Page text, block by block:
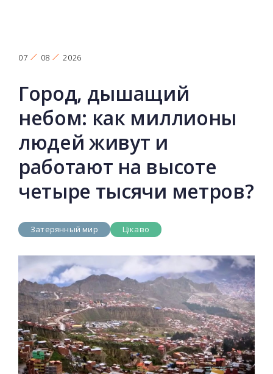
07 08 2026
Город, дышащий
небом: как миллионы
людей живут и
работают на высоте
четыре тысячи метров?
Затерянный мир Цікаво